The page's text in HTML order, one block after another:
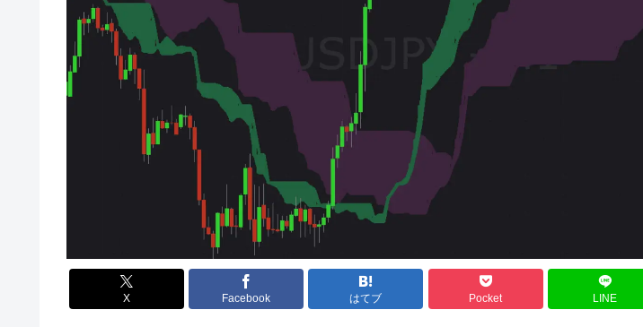
X Facebook はてブ Pocket LINE